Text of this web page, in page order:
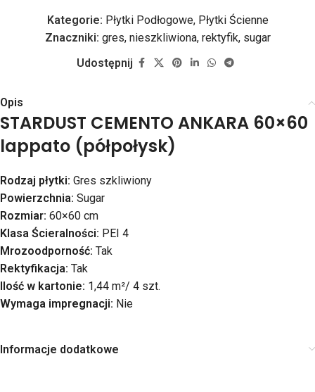
Kategorie: Płytki Podłogowe, Płytki Ścienne
Znaczniki: gres, nieszkliwiona, rektyfik, sugar
Udostępnij
Opis
STARDUST CEMENTO ANKARA 60×60
lappato (półpołysk)
Rodzaj płytki: Gres szkliwiony
Powierzchnia: Sugar
Rozmiar: 60×60 cm
Klasa Ścieralności: PEI 4
Mrozoodporność: Tak
Rektyfikacja: Tak
Ilość w kartonie: 1,44 m²/ 4 szt.
Wymaga impregnacji: Nie
Informacje dodatkowe